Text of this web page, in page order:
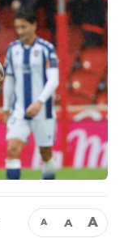
Α Α Α